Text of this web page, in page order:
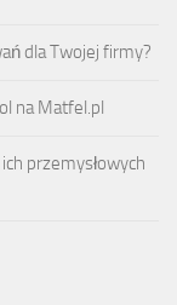
dla Twojej firmy?
na Matfel.pl
przemysłowych